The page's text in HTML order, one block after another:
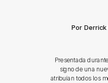
Por
Presentada
signo de una
atribuían todos los